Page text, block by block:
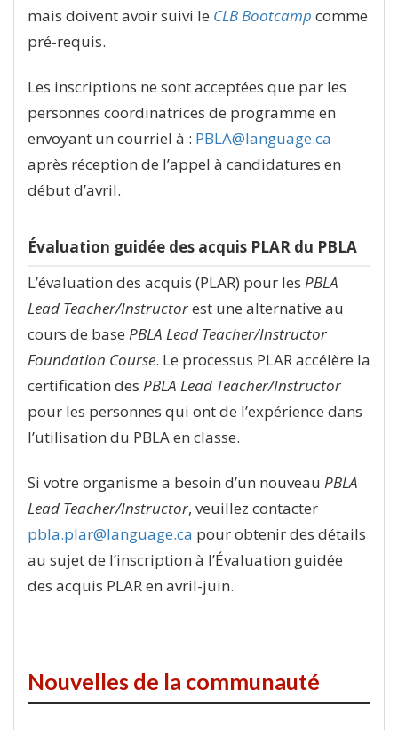
mais doivent avoir suivi le CLB Bootcamp comme
pré-requis.
Les inscriptions ne sont acceptées que par les
personnes coordinatrices de programme en
envoyant un courriel à : PBLA@language.ca
après réception de l’appel à candidatures en
début d’avril.
Évaluation guidée des acquis PLAR du PBLA
L’évaluation des acquis (PLAR) pour les PBLA
Lead Teacher/Instructorest une alternative au
cours de base PBLA Lead Teacher/Instructor
Foundation Course. Le processus PLAR accélère la
certification des PBLA Lead Teacher/Instructor
pour les personnes qui ont de l’expérience dans
l’utilisation du PBLA en classe.
Si votre organisme a besoin d’un nouveau PBLA
Lead Teacher/Instructor, veuillez contacter
pbla.plar@language.ca pour obtenir des détails
au sujet de l’inscription à l’Évaluation guidée
des acquis PLAR en avril-juin.
Nouvelles de la communauté